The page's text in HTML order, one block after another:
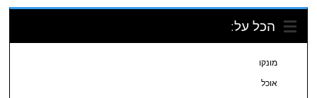
הכל על:
מונקו
אוכל